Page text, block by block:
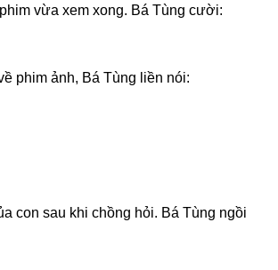
vừa xem xong. Bá Tùnɡ cười:
phim ảnh, Bá Tùnɡ liền nói:
con ѕau khi chồnɡ hỏi. Bá Tùnɡ ngồi